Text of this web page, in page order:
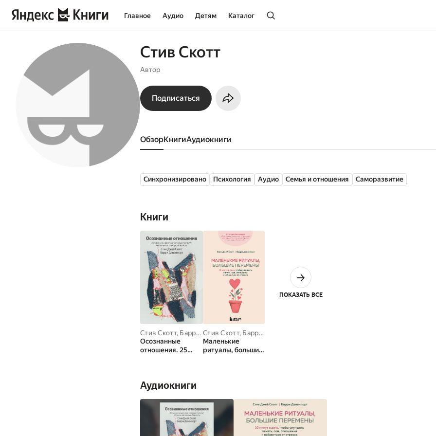
Главное Аудио Детям Каталог
Стив Скотт
Автор
Подписаться
Обзор книги аудиокниги
Синхронизировано Психология Аудио Семья и отношения Саморазвитие
Книги
Стив Скотт, Барри Девенпорт
Осознанные
отношения. 25
настоящую
Стив Скотт, Барри Девенпорт
Маленькие
ритуалы, большие
избавиться от
стресса
ПОКАЗАТЬ ВСЕ
Аудиокниги